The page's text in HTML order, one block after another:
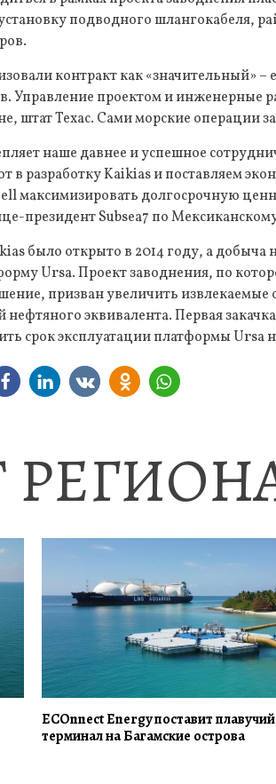
подводного шлангокабеля,
контракт как «значительный» –
Управление проектом и инженерные
штат Техас. Сами морские операции
наше давнее и успешное
в разработку Kaikias и поставляем
максимизировать долгосрочную
президент Subsea7 по
было открыто в 2014 году, а добыча
Ursa. Проект заводнения, по
призван увеличить извлекаемые
эквивалента. Первая
срок эксплуатации платформы Ursa
ECOnnect Energy поставит
терминал на Багамские острова